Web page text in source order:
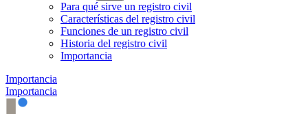
Para qué sirve un registro civil
Características del registro civil
Funciones de un registro civil
Historia del registro civil
Importancia
Importancia
Importancia